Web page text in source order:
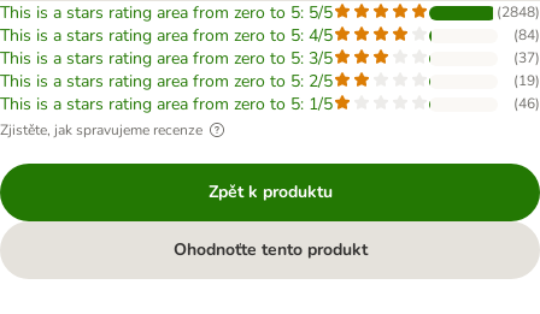
This is a stars rating area from zero to 5: 5/5 (2848)
This is a stars rating area from zero to 5: 4/5 (84)
This is a stars rating area from zero to 5: 3/5 (37)
This is a stars rating area from zero to 5: 2/5 (19)
This is a stars rating area from zero to 5: 1/5 (46)
Zjistěte, jak spravujeme recenze
Zpět k produktu
Ohodnoťte tento produkt